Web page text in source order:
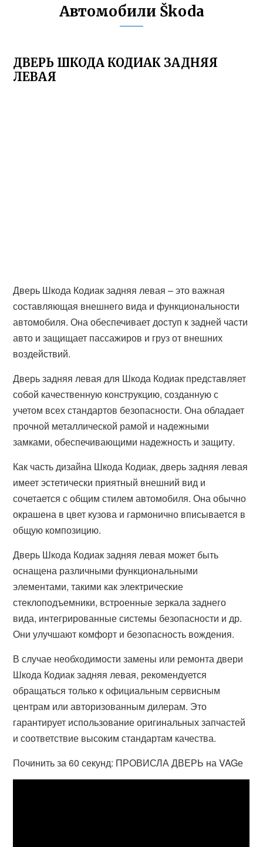
Автомобили Škoda
ДВЕРЬ ШКОДА КОДИАК ЗАДНЯЯ
ЛЕВАЯ
Дверь Шкода Кодиак задняя левая – это важная
составляющая внешнего вида и функциональности
автомобиля. Она обеспечивает доступ к задней части
авто и защищает пассажиров и груз от внешних
воздействий.
Дверь задняя левая для Шкода Кодиак представляет
собой качественную конструкцию, созданную с
учетом всех стандартов безопасности. Она обладает
прочной металлической рамой и надежными
замками, обеспечивающими надежность и защиту.
Как часть дизайна Шкода Кодиак, дверь задняя левая
имеет эстетически приятный внешний вид и
сочетается с общим стилем автомобиля. Она обычно
окрашена в цвет кузова и гармонично вписывается в
общую композицию.
Дверь Шкода Кодиак задняя левая может быть
оснащена различными функциональными
элементами, такими как электрические
стеклоподъемники, встроенные зеркала заднего
вида, интегрированные системы безопасности и др.
Они улучшают комфорт и безопасность вождения.
В случае необходимости замены или ремонта двери
Шкода Кодиак задняя левая, рекомендуется
обращаться только к официальным сервисным
центрам или авторизованным дилерам. Это
гарантирует использование оригинальных запчастей
и соответствие высоким стандартам качества.
Починить за 60 секунд: ПРОВИСЛА ДВЕРЬ на VAGе